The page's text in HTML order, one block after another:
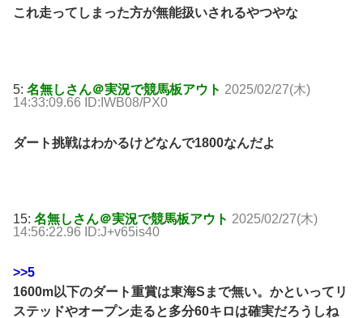
これ走ってしまった方が無能扱いされるやつやな
5: 名無しさん＠実況で競馬板アウト 2025/02/27(木)
14:33:09.66 ID:IWB08/PX0
ダート挑戦はわかるけどなんで1800なんだよ
15: 名無しさん＠実況で競馬板アウト 2025/02/27(木)
14:56:22.96 ID:J+v65is40
>>5
1600m以下のダート重賞は東海Sまで無い。かといってリ
ステッドやオープン走ると多分60キロは確実だろうしね